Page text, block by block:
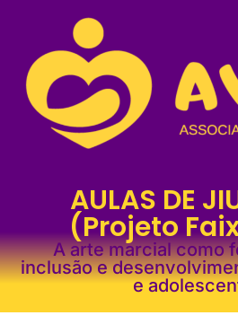
AULAS DE
(Projeto
A arte marcial como
inclusão e
e